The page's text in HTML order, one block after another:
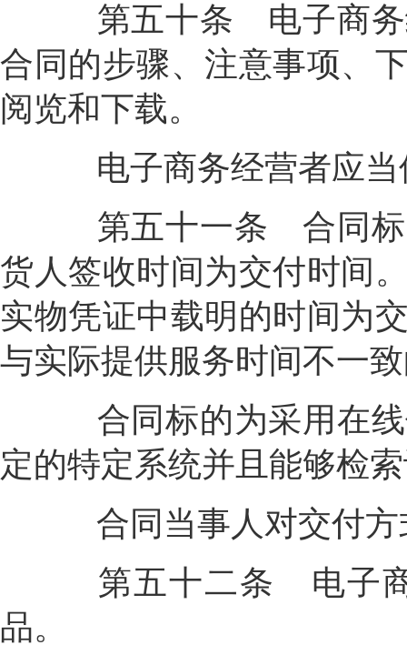
第五十条 电子商
合同的步骤、注意事项、
阅览和下载。
电子商务经营者应当
第五十一条 合同
货人签收时间为交付时间
实物凭证中载明的时间为
与实际提供服务时间不一
合同标的为采用在线
定的特定系统并且能够检
合同当事人对交付方
第五十二条
电子
品。